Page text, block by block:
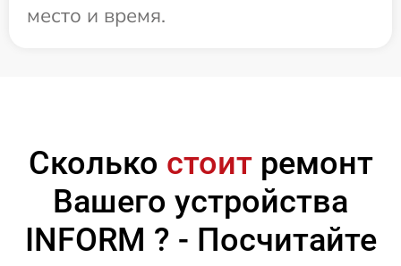
место и время.
Сколько стоитремонт
Вашего устройства
INFORM ? - Посчитайте